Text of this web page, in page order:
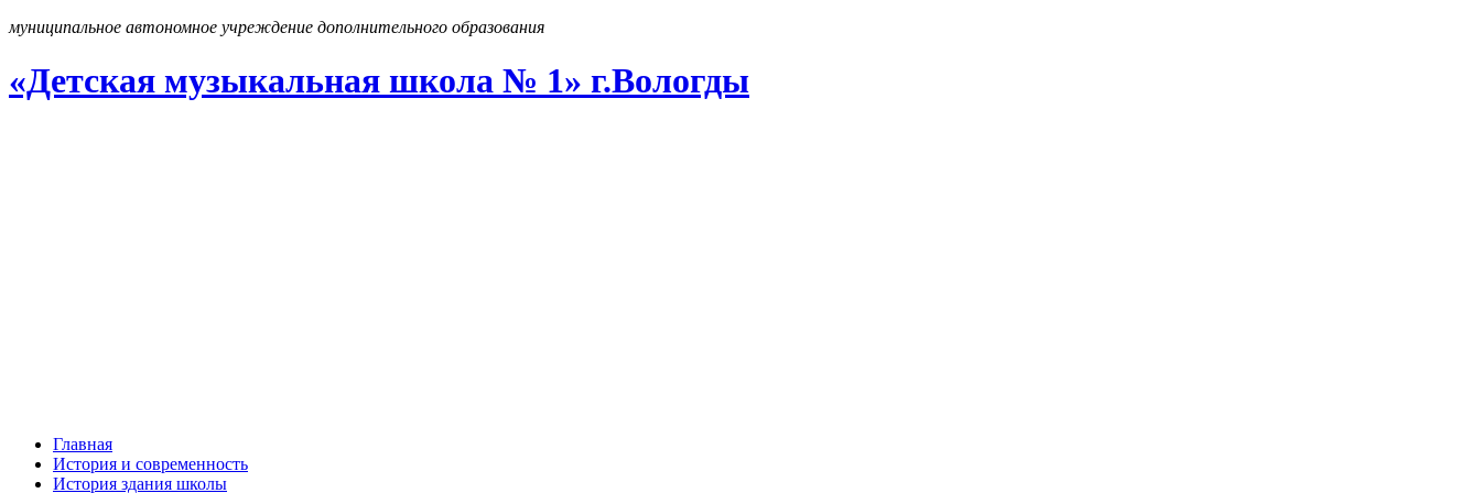
муниципальное автономное учреждение дополнительного образования
«Детская музыкальная школа № 1» г.Вологды
Главная
История и современность
История здания школы